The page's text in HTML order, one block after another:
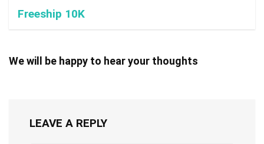
Freeship 10K
We will be happy to hear your thoughts
LEAVE A REPLY